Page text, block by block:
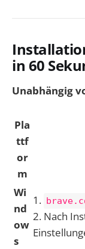
in 60
Unabhängig
Pla
ttf
or
m
Wi
nd
ow
s
1.
2. Nach